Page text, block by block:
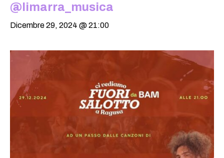
@limarra_musica
Dicembre 29, 2024 @ 21:00